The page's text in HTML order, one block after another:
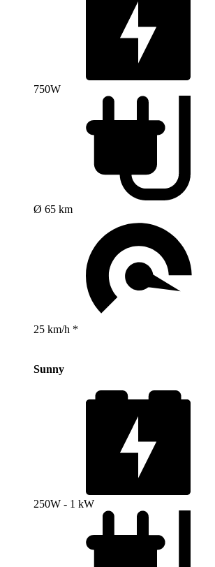
750W
Ø 65 km
25 km/h *
Sunny
250W - 1 kW